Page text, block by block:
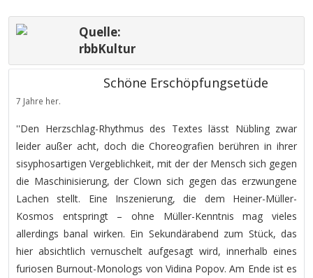
Quelle:
rbbKultur
Schöne Erschöpfungsetüde
7 Jahre her.
''Den Herzschlag-Rhythmus des Textes lässt Nübling zwar
leider außer acht, doch die Choreografien berühren in ihrer
sisyphosartigen Vergeblichkeit, mit der der Mensch sich gegen
die Maschinisierung, der Clown sich gegen das erzwungene
Lachen stellt. Eine Inszenierung, die dem Heiner-Müller-
Kosmos entspringt – ohne Müller-Kenntnis mag vieles
allerdings banal wirken. Ein Sekundärabend zum Stück, das
hier absichtlich vernuschelt aufgesagt wird, innerhalb eines
furiosen Burnout-Monologs von Vidina Popov. Am Ende ist es